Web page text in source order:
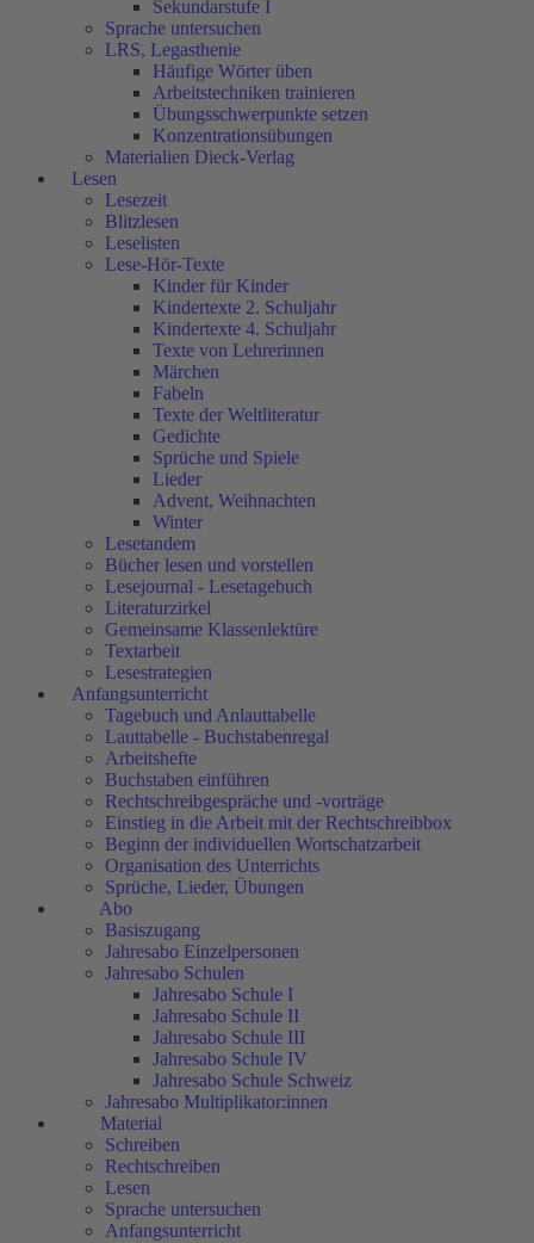
Sekundarstufe I
Sprache untersuchen
LRS, Legasthenie
Häufige Wörter üben
Arbeitstechniken trainieren
Übungsschwerpunkte setzen
Konzentrationsübungen
Materialien Dieck-Verlag
Lesen
Lesezeit
Blitzlesen
Leselisten
Lese-Hör-Texte
Kinder für Kinder
Kindertexte 2. Schuljahr
Kindertexte 4. Schuljahr
Texte von Lehrerinnen
Märchen
Fabeln
Texte der Weltliteratur
Gedichte
Sprüche und Spiele
Lieder
Advent, Weihnachten
Winter
Lesetandem
Bücher lesen und vorstellen
Lesejournal - Lesetagebuch
Literaturzirkel
Gemeinsame Klassenlektüre
Textarbeit
Lesestrategien
Anfangsunterricht
Tagebuch und Anlauttabelle
Lauttabelle - Buchstabenregal
Arbeitshefte
Buchstaben einführen
Rechtschreibgespräche und -vorträge
Einstieg in die Arbeit mit der Rechtschreibbox
Beginn der individuellen Wortschatzarbeit
Organisation des Unterrichts
Sprüche, Lieder, Übungen
Abo
Basiszugang
Jahresabo Einzelpersonen
Jahresabo Schulen
Jahresabo Schule I
Jahresabo Schule II
Jahresabo Schule III
Jahresabo Schule IV
Jahresabo Schule Schweiz
Jahresabo Multiplikator:innen
Material
Schreiben
Rechtschreiben
Lesen
Sprache untersuchen
Anfangsunterricht